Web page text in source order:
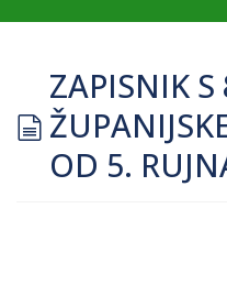
document
ZAPISNIK S
OD 5.